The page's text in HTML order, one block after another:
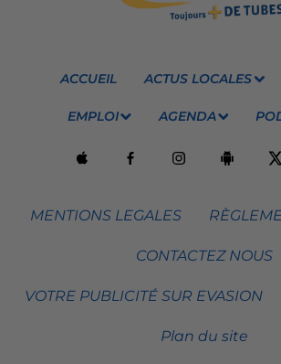
ACCUEIL ACTUS LOCALES
EMPLOI AGENDA
MENTIONS LEGALES
CONTACTEZ NOUS
VOTRE PUBLICITÉ SUR EVASION
Plan du site